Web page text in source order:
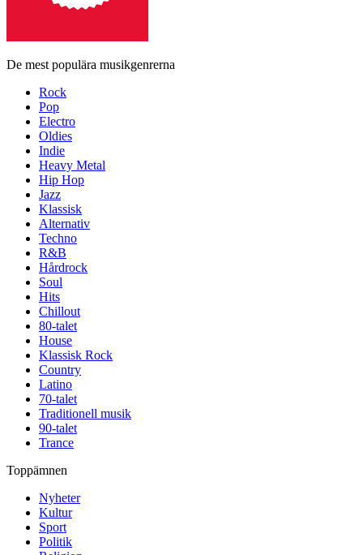
De mest populära musikgenrerna
Rock
Pop
Electro
Oldies
Indie
Heavy Metal
Hip Hop
Jazz
Klassisk
Alternativ
Techno
R&B
Hårdrock
Soul
Hits
Chillout
80-talet
House
Klassisk Rock
Country
Latino
70-talet
Traditionell musik
90-talet
Trance
Toppämnen
Nyheter
Kultur
Sport
Politik